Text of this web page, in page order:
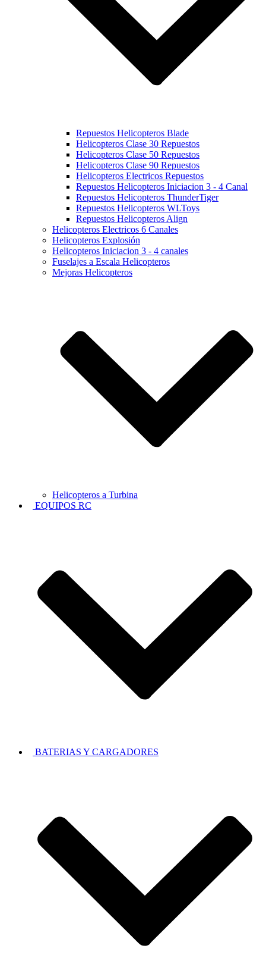
Repuestos Helicopteros Blade
Helicopteros Clase 30 Repuestos
Helicopteros Clase 50 Repuestos
Helicopteros Clase 90 Repuestos
Helicopteros Electricos Repuestos
Repuestos Helicopteros Iniciacion 3 - 4 Canal
Repuestos Helicopteros ThunderTiger
Repuestos Helicopteros WLToys
Repuestos Helicopteros Align
Helicopteros Electricos 6 Canales
Helicopteros Explosión
Helicopteros Iniciacion 3 - 4 canales
Fuselajes a Escala Helicopteros
Mejoras Helicopteros
Helicopteros a Turbina
EQUIPOS RC
BATERIAS Y CARGADORES